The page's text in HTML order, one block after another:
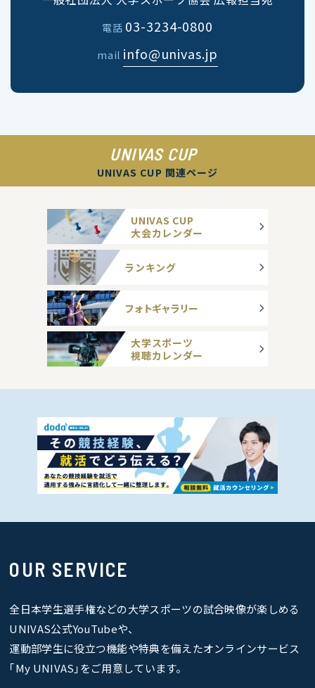
電話 03-3234-0800
mail info@univas.jp
UNIVAS CUP
UNIVAS CUP 関連ページ
UNIVAS CUP
大会カレンダー
ランキング
フォトギャラリー
大学スポーツ
視聴カレンダー
OUR SERVICE
全日本学生選手権などの大学スポーツの試合映像が楽しめる
UNIVAS公式YouTubeや、
運動部学生に役立つ機能や特典を備えたオンラインサービス
｢My UNIVAS｣をご用意しています。